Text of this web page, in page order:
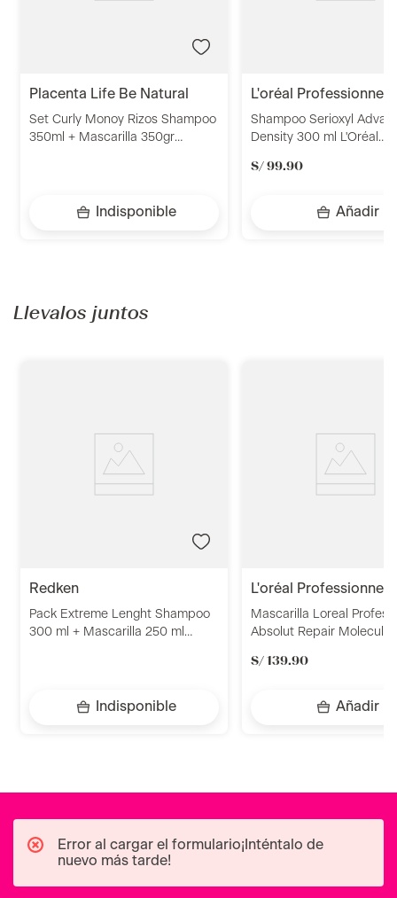
placenta life be natural
Set Curly Monoy Rizos Shampoo
350ml + Mascarilla 350gr
Indisponible
l'oréal professionnel
Shampoo Serioxyl
Density 300 ml L'Oréal
S/ 99.90
Añadir
Llevalos juntos
redken
Pack Extreme Lenght Shampoo
300 ml + Mascarilla 250 ml
Indisponible
l'oréal professionnel
Mascarilla Loreal
Absolut Repair
S/ 139.90
Añadir
Error al cargar el formulario¡Inténtalo de
nuevo más tarde!